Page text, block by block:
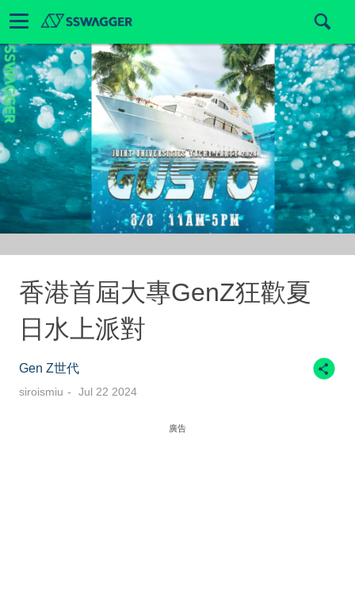
香港首屆大專GenZ狂歡夏
日水上派對
Gen Z世代
siroismiu Jul 22 2024
廣告